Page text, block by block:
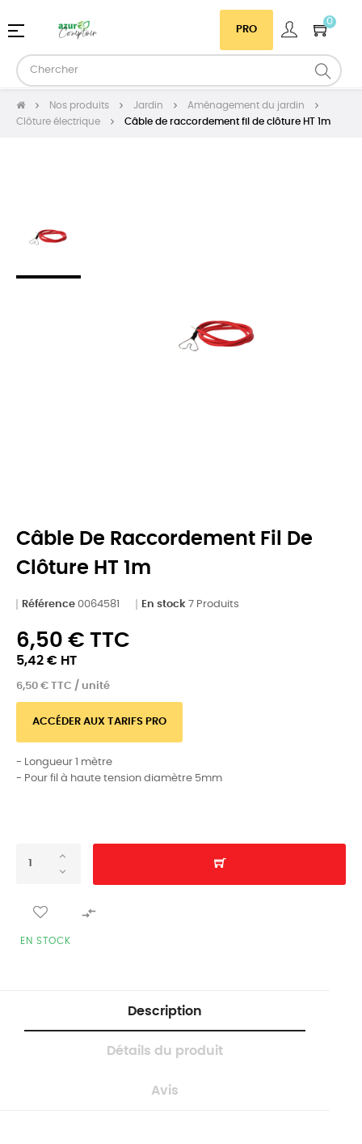
PRO
0
Basculer
navigation
☰
Nos produits Jardin
Aménagement du jardin
Clôture électrique
Câble de raccordement fil de clôture HT 1m
Câble De Raccordement Fil De
Clôture HT 1m
Référence 0064581 En stock 7 Produits
6,50 € TTC
5,42 € HT
6,50 € TTC / unité
ACCÉDER AUX TARIFS PRO
- Longueur 1 mètre
- Pour fil à haute tension diamètre 5mm

EN STOCK
Description
Détails du produit
Avis